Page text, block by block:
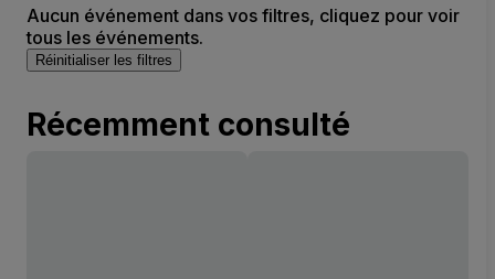
Aucun événement dans vos filtres, cliquez pour voir
tous les événements.
Réinitialiser les filtres
Récemment consulté